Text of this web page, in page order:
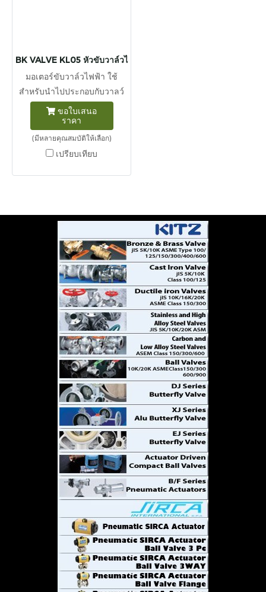
BK VALVE KL05 หัวขับวาล์วไฟฟ้า แรงบิด 50 นิวตัน-เมตร
มอเตอร์ขับวาล์วไฟฟ้า ใช้
สำหรับนำไปประกอบกับวาลว์
ประเภทต่างๆในระบบท่อเช่น
นำหัวขับวาล์วไฟฟ้าไปติดตั้ง
ร่วมกับ Butterfly valve, Ball
valve เป็นต้น นิวตันเมตร
กระทำตั้งฉากต่อโมเมนต์ซึ่ง
ยาว 1 เมตร
ขอใบเสนอ
ราคา
(มีหลายคุณสมบัติให้เลือก)
เปรียบเทียบ